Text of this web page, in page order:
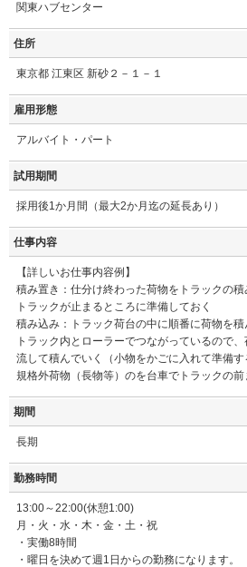
関東ハブセンター
住所
東京都 江東区 新砂２－１－１
雇用形態
アルバイト・パート
試用期間
採用後1か月間（最大2か月迄の延長あり）
仕事内容
【詳しいお仕事内容例】
積み置き：仕分け終わった荷物をトラックの積
トラックが止まるところに準備しておく
積み込み：トラック荷台の中に順番に荷物を積
トラック内とローラーでつながっているので
流して積んでいく（小物をかごに入れて準備す
規格外荷物（長物等）のを台車でトラックの前
期間
長期
勤務時間
13:00～22:00(休憩1:00)
月・火・水・木・金・土・祝
・実働8時間
・曜日を決めて週1日からの勤務になります。